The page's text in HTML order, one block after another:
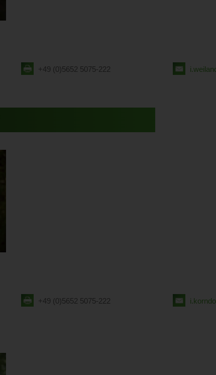
+49 (0)5652 5075-222
+49 (0)5652 5075-222